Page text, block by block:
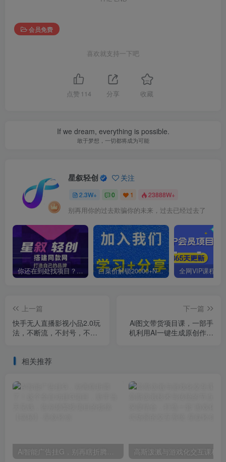
会员免费
喜欢就支持一下吧
点赞 114 分享 收藏
If we dream, everything is possible.
敢于梦想，一切都将成为可能
星叙轻创 关注
2.3W+ 0 1 23888W+
别再用你的过去欺骗你的未来，过去已经过去了
你还在到处找项目？还在当韭菜？我靠卖项目一个月收入5万+，曾经我也是个失败者。 白菜价解锁20000+N个赚钱机会，加入星叙轻创会员，全站资源免费学习。
上一篇
快手无人直播影视小品2.0玩
法，不断流，不封号，不需
下一篇
Ai图文带货项目课，一部手
机利用AI一键生成原创作品
相关推荐
Ai智能广告挂G，别再瞎折腾了！这个全自动挂G项目，新手当天见钱，告别频繁换项目的烦恼【揭秘】